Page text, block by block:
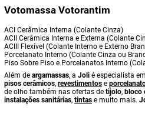
Votomassa Votorantim
ACI Cerâmica Interna (Colante Cinza)
ACII Cerâmica Interna e Externa (Colante
ACIII Flexível (Colante Interno e Externo
Porcelanato Interno (Colante Cinza ou
Piso Sobre Piso e Porcelanatos Interno
Além de argamassas, a Joli é especialista em
pisos cerâmicos, revestimentos e
de olho também nas ofertas de tijolo, bloco
instalações sanitárias, tintas e muito mais.